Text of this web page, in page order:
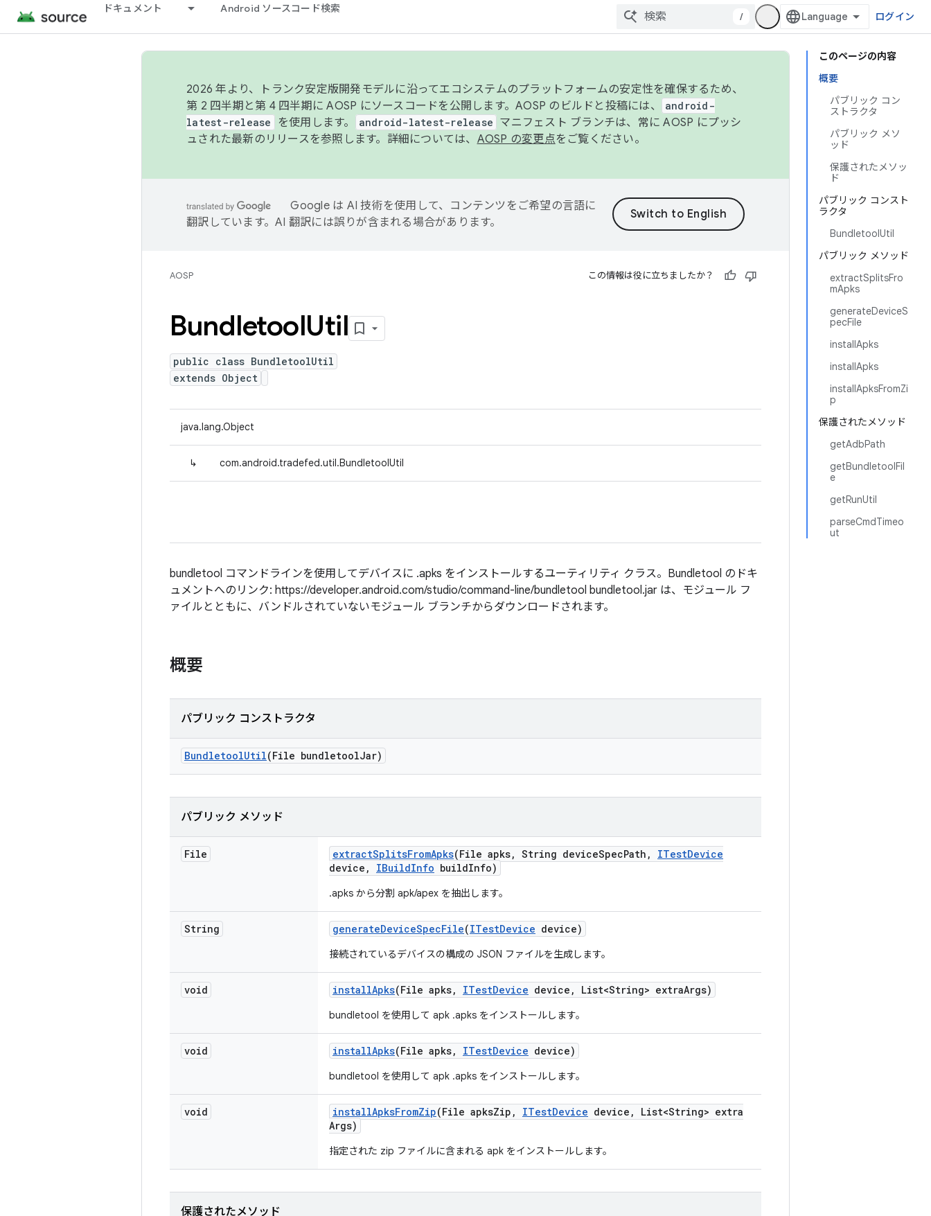
ドキュメント Android ソースコード検索
/ ログイン
このページの内容
概要
パブリック コン
ストラクタ
パブリック メソ
ッド
保護されたメソッ
ド
パブリック コンスト
ラクタ
BundletoolUtil
パブリック メソッド
extractSplitsFro
mApks
generateDeviceS
pecFile
installApks
installApks
installApksFromZi
p
保護されたメソッド
getAdbPath
getBundletoolFil
e
getRunUtil
parseCmdTimeo
ut
2026 年より、トランク安定版開発モデルに沿ってエコシステムのプラットフォームの安定性を確保するため、
第 2 四半期と第 4 四半期に AOSP にソースコードを公開します。AOSP のビルドと投稿には、
android-
latest-release
を使用します。 android-latest-release マニフェスト ブランチは、常に AOSP にプッシ
ュされた最新のリリースを参照します。詳細については、 AOSP の変更点をご覧ください。
Google は AI 技術を使用して、コンテンツをご希望の言語に
翻訳しています。AI 翻訳には誤りが含まれる場合があります。
AOSP この情報は役に立ちましたか？
BundletoolUtil
public class BundletoolUtil
extends Object
java.lang.Object
↳ com.android.tradefed.util.BundletoolUtil
bundletool コマンドラインを使用してデバイスに .apks をインストールするユーティリティ クラス。Bundletool のドキ
ュメントへのリンク: https://developer.android.com/studio/command-line/bundletool bundletool.jar は、モジュール フ
ァイルとともに、バンドルされていないモジュール ブランチからダウンロードされます。
概要
パブリック コンストラクタ
BundletoolUtil(File bundletoolJar)
パブリック メソッド
File extractSplitsFromApks(File apks, String deviceSpecPath , ITestDevice
device , IBuildInfo buildInfo)
.apks から分割 apk/apex を抽出します。
String generateDeviceSpecFile(ITestDevice device)
接続されているデバイスの構成の JSON ファイルを生成します。
void installApks(File apks, ITestDevice device , List<String> extraArgs)
bundletool を使用して apk .apks をインストールします。
void installApks(File apks, ITestDevice device)
bundletool を使用して apk .apks をインストールします。
void installApksFromZip(File apksZip , ITestDevice device ,
List<String> extra
Args)
指定された zip ファイルに含まれる apk をインストールします。
保護されたメソッド